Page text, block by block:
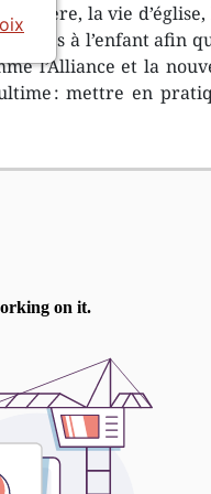
prière, la vie
à l’enfant afin
l’Alliance et la
: mettre en